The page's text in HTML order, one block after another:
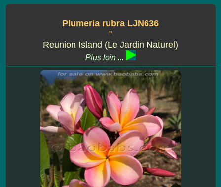
Plumeria rubra LJN636
''
Reunion Island (Le Jardin Naturel)
Plus loin ...